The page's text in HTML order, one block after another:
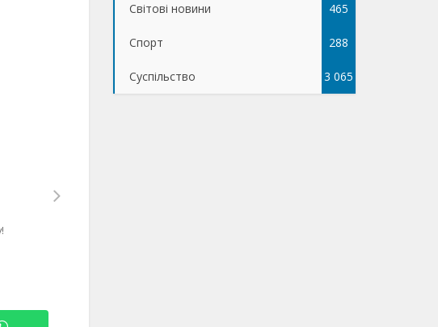
Світові новини 465
Спорт 288
Суспільство 3 065